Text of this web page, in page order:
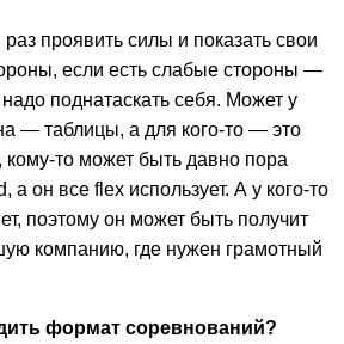
проявить силы и показать свои
если есть слабые стороны —
поднатаскать себя. Может у
— таблицы, а для кого-то — это
то может быть давно пора
а он все flex использует. А у кого-то
поэтому он может быть получит
компанию, где нужен грамотный
формат соревнований?